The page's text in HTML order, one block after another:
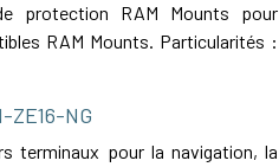
protection RAM Mounts pour
RAM Mounts. Particularités :
ZE16-NG
terminaux pour la navigation, la